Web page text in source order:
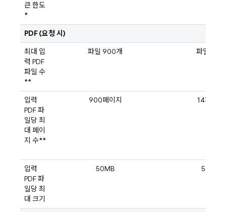
큰 한도
*
PDF (요청 시)
최대 입
력 PDF
파일 수
**
파일 900개 파일 14개
입력
PDF 파
일당 최
대 페이
지 수**
900페이지 14페이지
입력
PDF 파
일당 최
대 크기
50MB 50MB